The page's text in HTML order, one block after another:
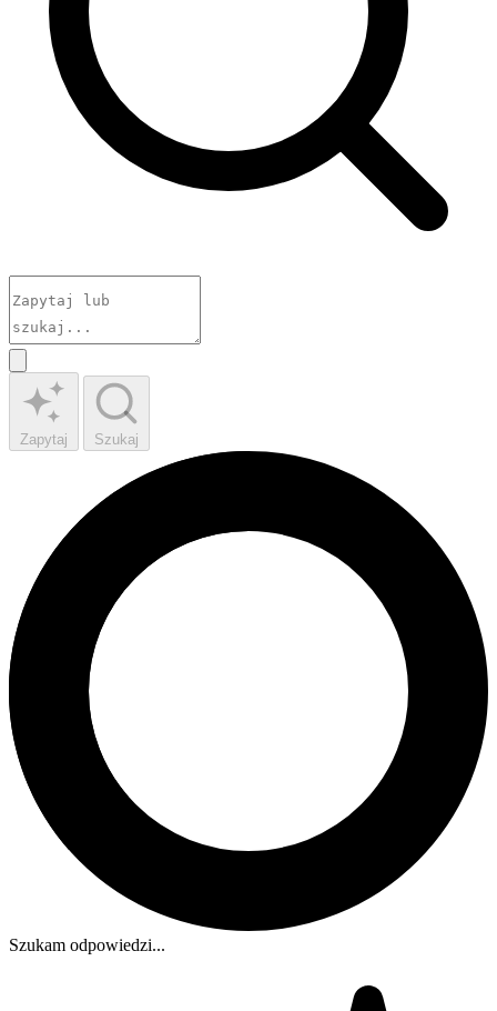
Zapytaj Szukaj
Szukam odpowiedzi...